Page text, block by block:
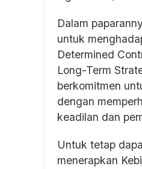
Dalam
untuk
Determined
Long-Term
berkomitmen
dengan
keadilan dan
Untuk tetap
menerapkan